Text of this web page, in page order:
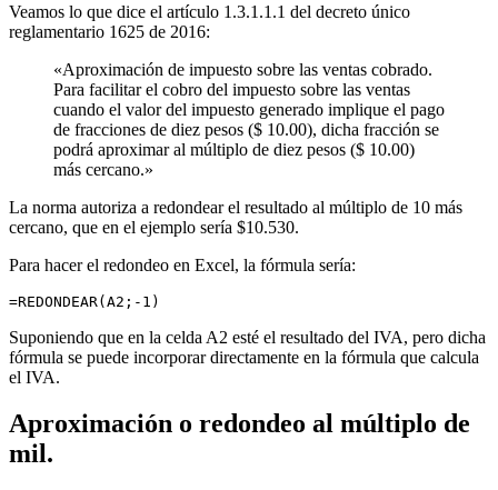
Veamos lo que dice el artículo 1.3.1.1.1 del decreto único
reglamentario 1625 de 2016:
«Aproximación de impuesto sobre las ventas cobrado.
Para facilitar el cobro del impuesto sobre las ventas
cuando el valor del impuesto generado implique el pago
de fracciones de diez pesos ($ 10.00), dicha fracción se
podrá aproximar al múltiplo de diez pesos ($ 10.00)
más cercano.»
La norma autoriza a redondear el resultado al múltiplo de 10 más
cercano, que en el ejemplo sería $10.530.
Para hacer el redondeo en Excel, la fórmula sería:
=REDONDEAR(A2;-1)
Suponiendo que en la celda A2 esté el resultado del IVA, pero dicha
fórmula se puede incorporar directamente en la fórmula que calcula
el IVA.
Aproximación o redondeo al múltiplo de
mil.